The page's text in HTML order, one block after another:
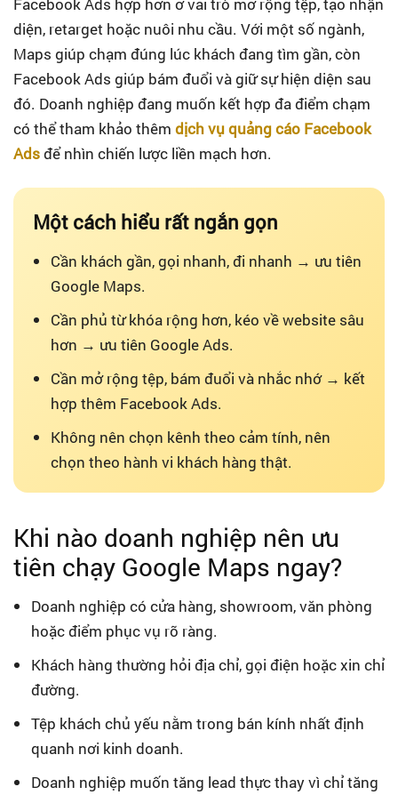
diện, retarget hoặc nuôi nhu cầu. Với một số ngành,
Maps giúp chạm đúng lúc khách đang tìm gần, còn
Facebook Ads giúp bám đuổi và giữ sự hiện diện sau
đó. Doanh nghiệp đang muốn kết hợp đa điểm chạm
có thể tham khảo thêm dịch vụ quảng cáo Facebook
Adsđể nhìn chiến lược liền mạch hơn.
Một cách hiểu rất ngắn gọn
Cần khách gần, gọi nhanh, đi nhanh → ưu tiên
Google Maps.
Cần phủ từ khóa rộng hơn, kéo về website sâu
hơn → ưu tiên Google Ads.
Cần mở rộng tệp, bám đuổi và nhắc nhớ → kết
hợp thêm Facebook Ads.
Không nên chọn kênh theo cảm tính, nên
chọn theo hành vi khách hàng thật.
Khi nào doanh nghiệp nên ưu
tiên chạy Google Maps ngay?
Doanh nghiệp có cửa hàng, showroom, văn phòng
hoặc điểm phục vụ rõ ràng.
Khách hàng thường hỏi địa chỉ, gọi điện hoặc xin chỉ
đường.
Tệp khách chủ yếu nằm trong bán kính nhất định
quanh nơi kinh doanh.
Doanh nghiệp muốn tăng lead thực thay vì chỉ tăng